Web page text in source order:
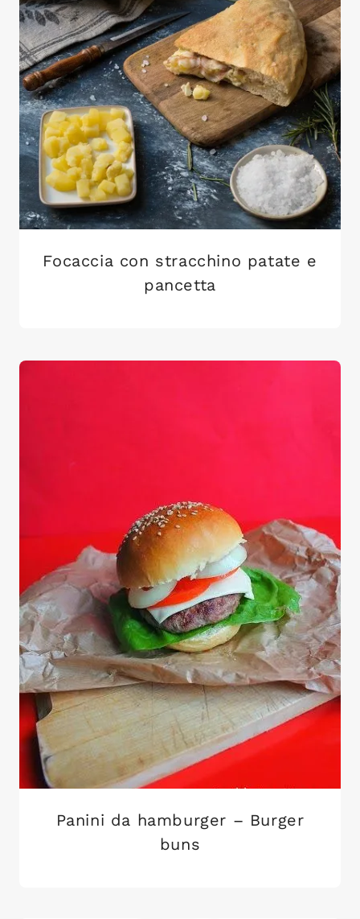
Focaccia con stracchino patate e
pancetta
Panini da hamburger – Burger
buns